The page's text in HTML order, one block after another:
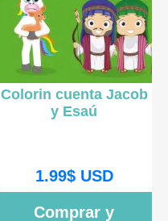
Colorin cuenta Jacob
y Esaú
1.99$USD
Comprar y